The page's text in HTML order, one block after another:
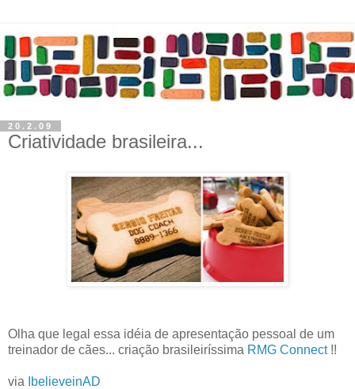
20.2.09
Criatividade brasileira...
Olha que legal essa idéia de apresentação pessoal de um
treinador de cães... criação brasileiríssima RMG Connect!!
via IbelieveinAD